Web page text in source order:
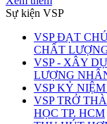
Sự kiện VSP
VSP ĐẠT
CHẤT
VSP - XÂY
LƯỢNG
VSP KỶ
VSP TRỞ
HỌC TP. HCM